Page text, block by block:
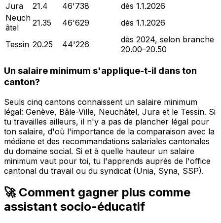
Jura
21.4 46'738
dès 1.1.2026
Neuch
âtel
21.35 46'629 dès 1.1.2026
Tessin 20.25 44'226
dès 2024, selon branche
20.00–20.50
Un salaire minimum s'applique-t-il dans ton
canton?
Seuls cinq cantons connaissent un salaire minimum
légal: Genève, Bâle-Ville, Neuchâtel, Jura et le Tessin. Si
tu travailles ailleurs, il n'y a pas de plancher légal pour
ton salaire, d'où l'importance de la comparaison avec la
médiane et des recommandations salariales cantonales
du domaine social. Si et à quelle hauteur un salaire
minimum vaut pour toi, tu l'apprends auprès de l'office
cantonal du travail ou du syndicat (Unia, Syna, SSP).
🚀 Comment gagner plus comme
assistant socio-éducatif